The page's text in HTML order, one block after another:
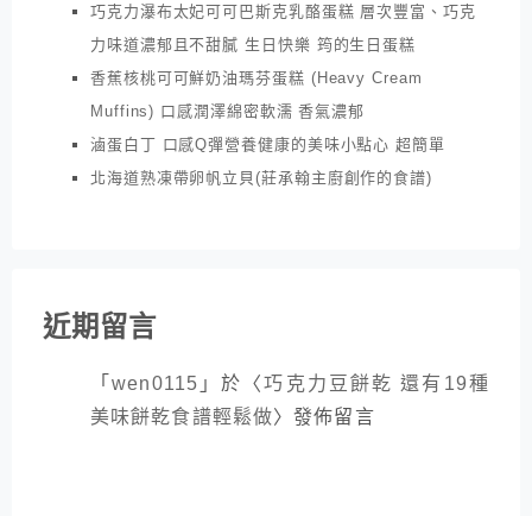
巧克力瀑布太妃可可巴斯克乳酪蛋糕 層次豐富、巧克
力味道濃郁且不甜膩 生日快樂 筠的生日蛋糕
香蕉核桃可可鮮奶油瑪芬蛋糕 (Heavy Cream
Muffins) 口感潤澤綿密軟濡 香氣濃郁
滷蛋白丁 口感Q彈營養健康的美味小點心 超簡單
北海道熟凍帶卵帆立貝(莊承翰主廚創作的食譜)
近期留言
「wen0115 」於〈巧克力豆餅乾 還有19種
美味餅乾食譜輕鬆做〉發佈留言